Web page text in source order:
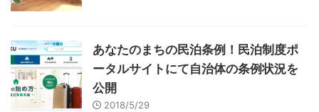
あなたのまちの民泊条例！民泊制度ポ
ータルサイトにて自治体の条例状況を
公開
2018/5/29